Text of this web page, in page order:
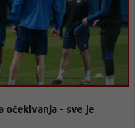
očekivanja - sve je